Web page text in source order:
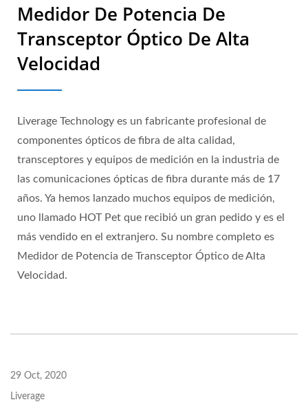
Medidor De Potencia De
Transceptor Óptico De Alta
Velocidad
Liverage Technology es un fabricante profesional de
componentes ópticos de fibra de alta calidad,
transceptores y equipos de medición en la industria de
las comunicaciones ópticas de fibra durante más de 17
años. Ya hemos lanzado muchos equipos de medición,
uno llamado HOT Pet que recibió un gran pedido y es el
más vendido en el extranjero. Su nombre completo es
Medidor de Potencia de Transceptor Óptico de Alta
Velocidad.
29 Oct, 2020
Liverage